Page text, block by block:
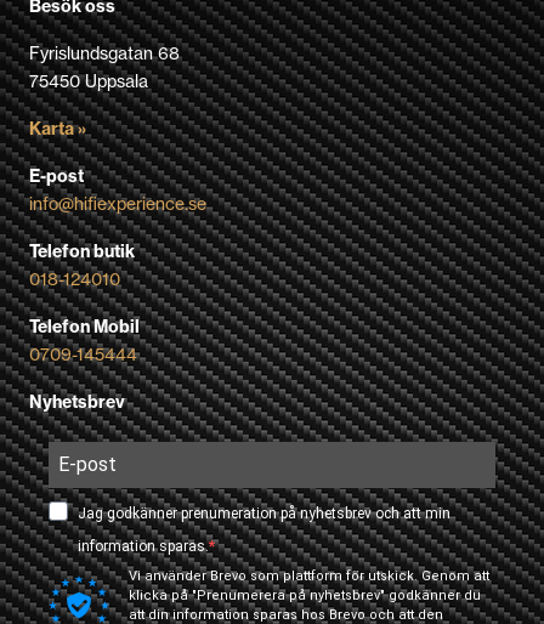
Besök oss
Fyrislundsgatan 68
75450 Uppsala
Karta »
E-post
info@hifiexperience.se
Telefon butik
018-124010
Telefon Mobil
0709-145444
Nyhetsbrev
Jag godkänner prenumeration på nyhetsbrev och att min
information sparas.
Vi använder Brevo som plattform för utskick. Genom att
klicka på "Prenumerera på nyhetsbrev" godkänner du
att din information sparas hos Brevo och att den